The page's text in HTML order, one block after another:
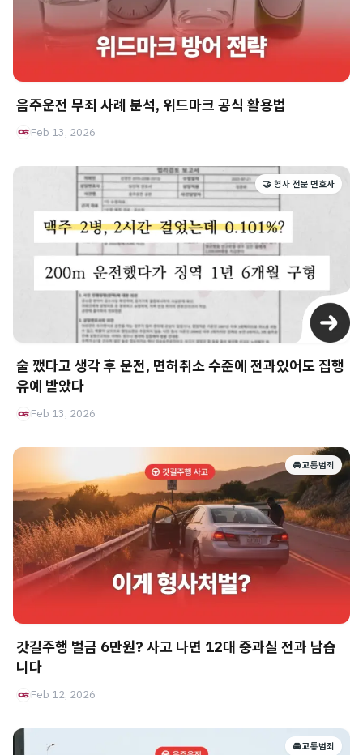
음주운전 무죄 사례 분석, 위드마크 공식 활용법
Feb 13, 2026
🤝 형사 전문 변호사
술 깼다고 생각 후 운전, 면허취소 수준에 전과있어도 집행
유예 받았다
Feb 13, 2026
🚘 교통범죄
갓길주행 벌금 6만원? 사고 나면 12대 중과실 전과 남습
니다
Feb 12, 2026
🚘 교통범죄